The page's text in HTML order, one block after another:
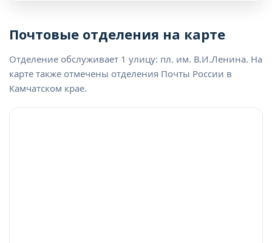
Почтовые отделения на карте
Отделение обслуживает 1 улицу: пл. им. В.И.Ленина. На
карте также отмечены отделения Почты России в
Камчатском крае.